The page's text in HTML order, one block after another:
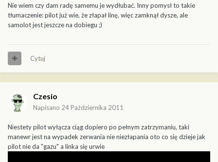
Nie wiem czy dam radę samemu je wydłubać. Inny pomysł to takie
tłumaczenie: pilot już wie, że złapał linę, więc zamknął dysze, ale
samolot jest jeszcze na dobiegu ;)
Cytuj
Czesio
Napisano 24 Października 2011
Niestety pilot wyłącza ciąg dopiero po pełnym zatrzymaniu, taki
manewr jest na wypadek zerwania nie niezłapania oto co się dzieje jak
pilot nie da "gazu" a linka się urwie